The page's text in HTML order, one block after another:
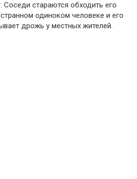
Соседи стараются обходить его
одиноком человеке и его
дрожь у местных жителей.